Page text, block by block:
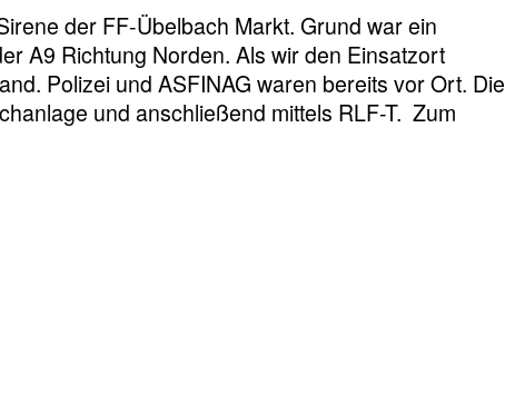
der FF-Übelbach Markt. Grund war ein
A9 Richtung Norden. Als wir den Einsatzort
Polizei und ASFINAG waren bereits vor Ort. Die
und anschließend mittels RLF-T. Zum